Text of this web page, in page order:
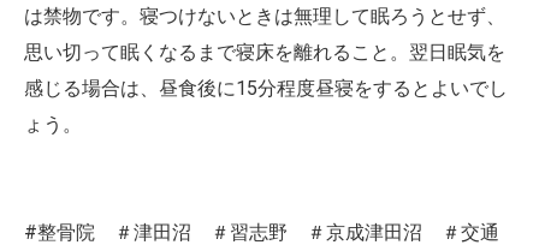
は禁物です。寝つけないときは無理して眠ろうとせず、
思い切って眠くなるまで寝床を離れること。翌日眠気を
感じる場合は、昼食後に15分程度昼寝をするとよいでし
ょう。
#整骨院 ＃津田沼 ＃習志野 ＃京成津田沼 ＃交通